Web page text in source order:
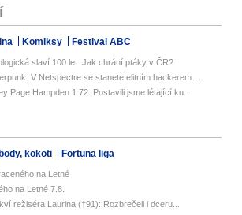
Komiksy Festival ABC
slaví 100 let: Jak chrání ptáky v ČR?
V Netspectre se stanete elitním hackerem ...
Page Hampden 1:72: Postavili jsme létající ku...
kokoti Fortuna liga
na Letné
na Letné 7.8.
režiséra Laurina (†91): Rozbrečeli i dceru...